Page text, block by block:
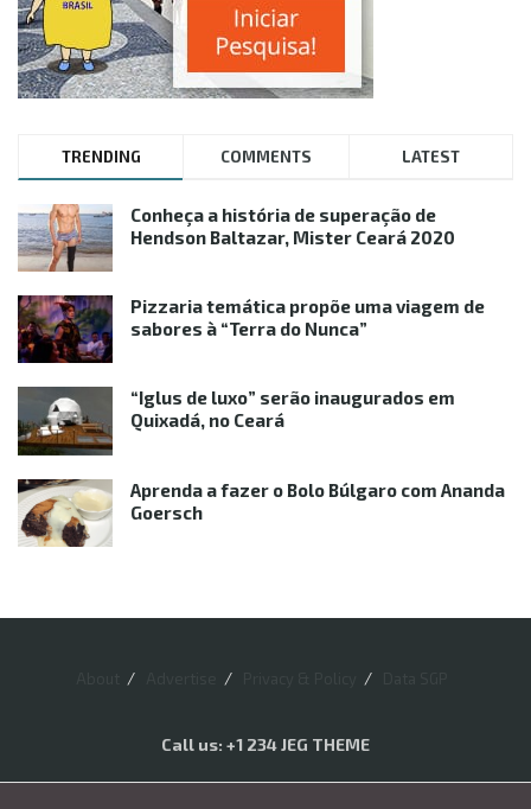
TRENDING COMMENTS LATEST
Conheça a história de superação de
Hendson Baltazar, Mister Ceará 2020
Pizzaria temática propõe uma viagem de
sabores à “Terra do Nunca”
“Iglus de luxo” serão inaugurados em
Quixadá, no Ceará
Aprenda a fazer o Bolo Búlgaro com Ananda
Goersch
Call us: +1 234 JEG THEME